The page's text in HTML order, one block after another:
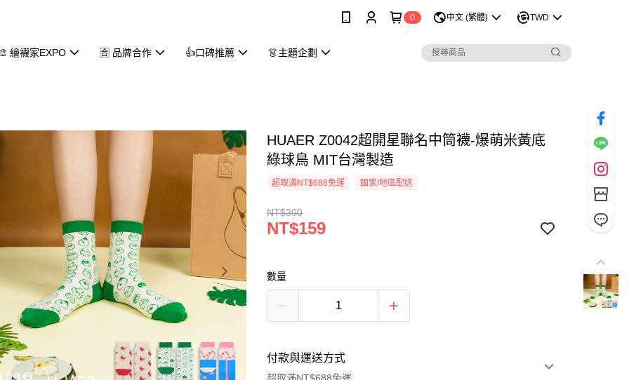
0 中文 (繁體) TWD
繪襪家EXPO 🈴 品牌合作 👍口碑推薦 👗主題企劃
HUAER Z0042超開星聯名中筒襪-爆萌米黃底
綠球鳥 MIT台灣製造
超取滿NT$688免運 國家/地區配送
NT$300
NT$159
數量
付款與運送方式